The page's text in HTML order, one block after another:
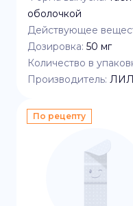
оболочкой
Действующее
Дозировка: 50 мг
Количество в
Производитель:
По рецепту